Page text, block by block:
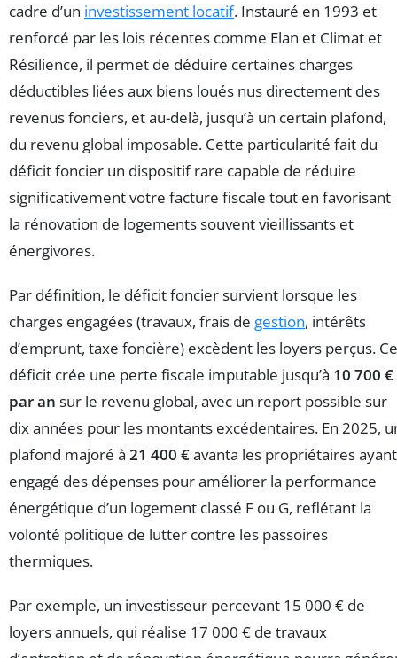
cadre d’un investissement locatif. Instauré en 1993 et
renforcé par les lois récentes comme Elan et Climat et
Résilience, il permet de déduire certaines charges
déductibles liées aux biens loués nus directement des
revenus fonciers, et au-delà, jusqu’à un certain plafond,
du revenu global imposable. Cette particularité fait du
déficit foncier un dispositif rare capable de réduire
significativement votre facture fiscale tout en favorisant
la rénovation de logements souvent vieillissants et
énergivores.
Par définition, le déficit foncier survient lorsque les
charges engagées (travaux, frais de gestion, intérêts
d’emprunt, taxe foncière) excèdent les loyers perçus. Ce
déficit crée une perte fiscale imputable jusqu’à 10 700 €
par an sur le revenu global, avec un report possible sur
dix années pour les montants excédentaires. En 2025,
plafond majoré à 21 400 €avanta les propriétaires ayant
engagé des dépenses pour améliorer la performance
énergétique d’un logement classé F ou G, reflétant la
volonté politique de lutter contre les passoires
thermiques.
Par exemple, un investisseur percevant 15 000 € de
loyers annuels, qui réalise 17 000 € de travaux